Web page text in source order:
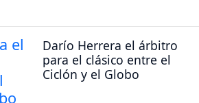
Darío Herrera el árbitro
para el clásico entre el
Ciclón y el Globo